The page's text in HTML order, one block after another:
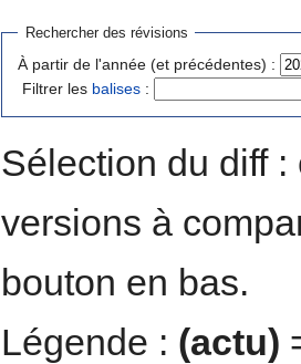
Rechercher des révisions
À partir de l'année (et précédentes) :
Filtrer les balises :
Sélection du diff
versions à
bouton en bas.
Légende : (actu)